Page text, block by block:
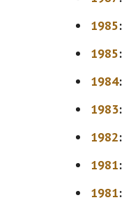
1985:
1985:
1984:
1983:
1982:
1981:
1981: